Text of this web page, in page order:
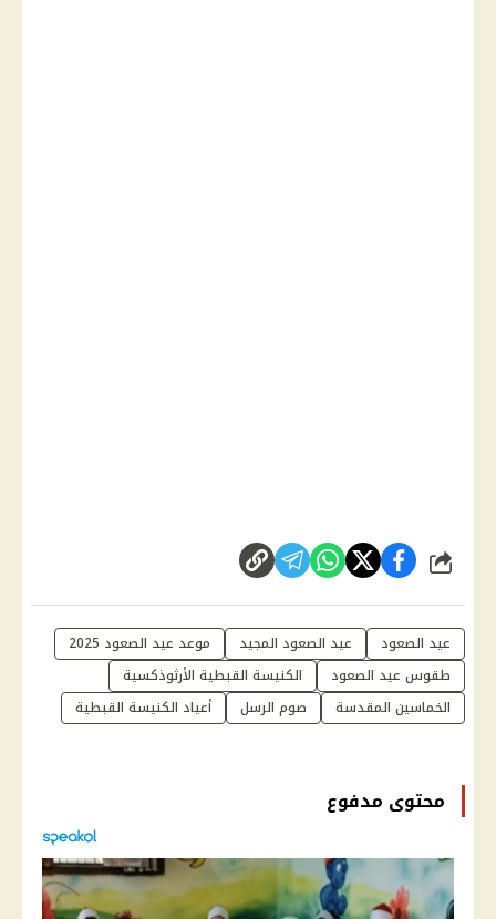
شارك
عيد الصعود عيد الصعود المجيد
موعد عيد الصعود 2025
طقوس عيد الصعود
الكنيسة القبطية الأرثوذكسية
الخماسين المقدسة
صوم الرسل أعياد الكنيسة القبطية
محتوى مدفوع